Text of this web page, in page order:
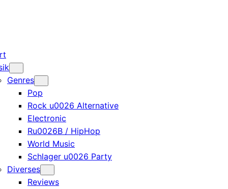
Genres
Pop
Rock u0026 Alternative
Electronic
Ru0026B / HipHop
World Music
Schlager u0026 Party
Diverses
Reviews